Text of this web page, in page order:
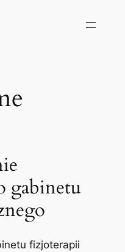
gabinetu
fizjoterapii